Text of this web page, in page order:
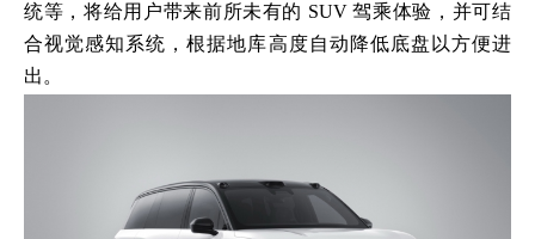
统等，将给用户带来前所未有的 SUV 驾乘体验，并可结
合视觉感知系统，根据地库高度自动降低底盘以方便进
出。